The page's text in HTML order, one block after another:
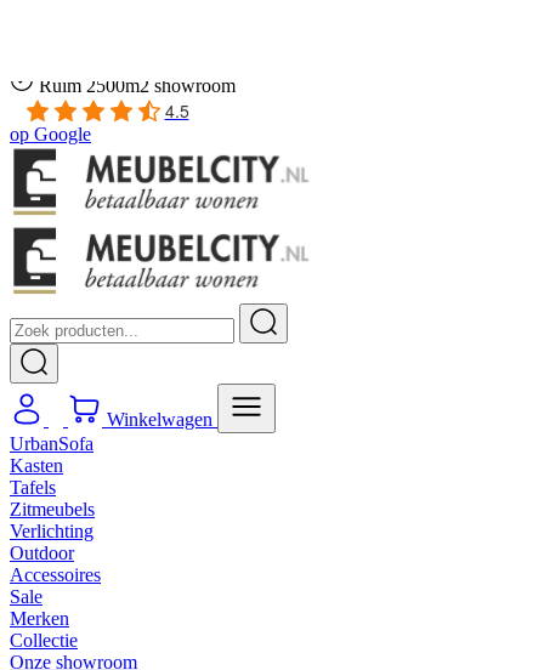
Ruim 2500m2 showroom
4.5
op Google
Winkelwagen
UrbanSofa
Kasten
Tafels
Zitmeubels
Verlichting
Outdoor
Accessoires
Sale
Merken
Collectie
Onze showroom